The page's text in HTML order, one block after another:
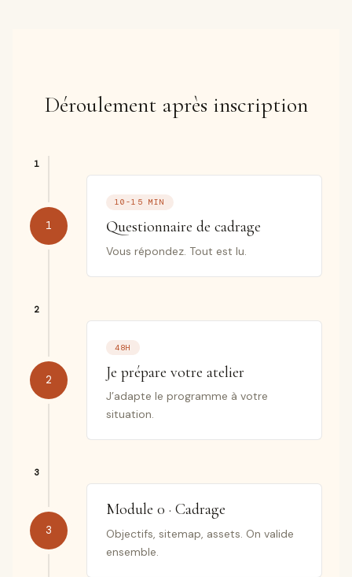
Déroulement après inscription
1
10-15 MIN
Questionnaire de cadrage
Vous répondez. Tout est lu.
2
48H
Je prépare votre atelier
J’adapte le programme à votre
situation.
3
Module 0 · Cadrage
Objectifs, sitemap, assets. On valide
ensemble.